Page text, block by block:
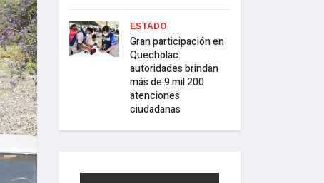
ESTADO
Gran participación en
Quecholac:
autoridades brindan
más de 9 mil 200
atenciones
ciudadanas